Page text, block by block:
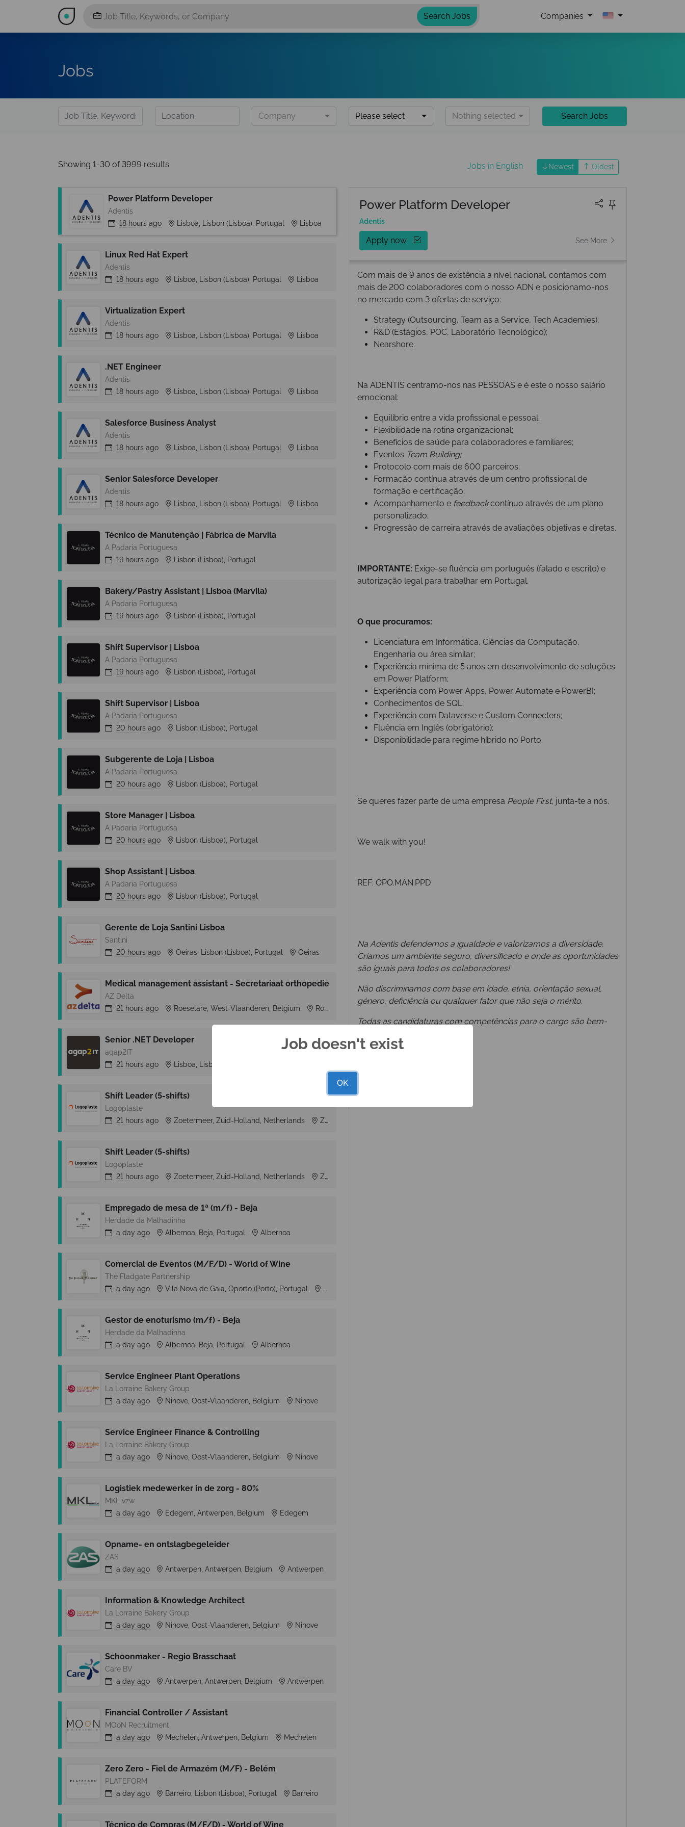
Search Jobs Companies
Jobs
Company Please select Nothing selected Search Jobs
Showing 1-30 of 3999 results Jobs in English Newest Oldest
Power Platform Developer
Adentis
18 hours ago Lisboa, Lisbon (Lisboa), Portugal Lisboa
Linux Red Hat Expert
Adentis
18 hours ago Lisboa, Lisbon (Lisboa), Portugal Lisboa
Virtualization Expert
Adentis
18 hours ago Lisboa, Lisbon (Lisboa), Portugal Lisboa
.NET Engineer
Adentis
18 hours ago Lisboa, Lisbon (Lisboa), Portugal Lisboa
Salesforce Business Analyst
Adentis
18 hours ago Lisboa, Lisbon (Lisboa), Portugal Lisboa
Senior Salesforce Developer
Adentis
18 hours ago Lisboa, Lisbon (Lisboa), Portugal Lisboa
Técnico de Manutenção | Fábrica de Marvila
A Padaria Portuguesa
19 hours ago Lisbon (Lisboa), Portugal
Bakery/Pastry Assistant | Lisboa (Marvila)
A Padaria Portuguesa
19 hours ago Lisbon (Lisboa), Portugal
Shift Supervisor | Lisboa
A Padaria Portuguesa
19 hours ago Lisbon (Lisboa), Portugal
Shift Supervisor | Lisboa
A Padaria Portuguesa
20 hours ago Lisbon (Lisboa), Portugal
Subgerente de Loja | Lisboa
A Padaria Portuguesa
20 hours ago Lisbon (Lisboa), Portugal
Store Manager | Lisboa
A Padaria Portuguesa
20 hours ago Lisbon (Lisboa), Portugal
Shop Assistant | Lisboa
A Padaria Portuguesa
20 hours ago Lisbon (Lisboa), Portugal
Gerente de Loja Santini Lisboa
Santini
20 hours ago Oeiras, Lisbon (Lisboa), Portugal Oeiras
Medical management assistant - Secretariaat orthopedie
AZ Delta
21 hours ago Roeselare, West-Vlaanderen, Belgium Roeselare
Senior .NET Developer
agap2IT
21 hours ago Lisboa, Lisbon (Lisboa), Portugal
Shift Leader (5-shifts)
Logoplaste
21 hours ago Zoetermeer, Zuid-Holland, Netherlands Zoetermeer
Shift Leader (5-shifts)
Logoplaste
21 hours ago Zoetermeer, Zuid-Holland, Netherlands Zoetermeer
Empregado de mesa de 1ª (m/f) - Beja
Herdade da Malhadinha
a day ago Albernoa, Beja, Portugal Albernoa
Comercial de Eventos (M/F/D) - World of Wine
The Fladgate Partnership
a day ago Vila Nova de Gaia, Oporto (Porto), Portugal
Gestor de enoturismo (m/f) - Beja
Herdade da Malhadinha
a day ago Albernoa, Beja, Portugal Albernoa
Service Engineer Plant Operations
La Lorraine Bakery Group
a day ago Ninove, Oost-Vlaanderen, Belgium Ninove
Service Engineer Finance & Controlling
La Lorraine Bakery Group
a day ago Ninove, Oost-Vlaanderen, Belgium Ninove
Logistiek medewerker in de zorg - 80%
MKL vzw
a day ago Edegem, Antwerpen, Belgium Edegem
Opname- en ontslagbegeleider
ZAS
a day ago Antwerpen, Antwerpen, Belgium Antwerpen
Information & Knowledge Architect
La Lorraine Bakery Group
a day ago Ninove, Oost-Vlaanderen, Belgium Ninove
Schoonmaker - Regio Brasschaat
Care BV
a day ago Antwerpen, Antwerpen, Belgium Antwerpen
Financial Controller / Assistant
MOoN Recruitment
a day ago Mechelen, Antwerpen, Belgium Mechelen
Zero Zero - Fiel de Armazém (M/F) - Belém
PLATEFORM
a day ago Barreiro, Lisbon (Lisboa), Portugal Barreiro
Técnico de Compras (M/F/D) - World of Wine
Power Platform Developer
Adentis
Apply now See More
Com mais de 9 anos de existência a nível nacional, contamos com
mais de 200 colaboradores com o nosso ADN e posicionamo-nos
no mercado com 3 ofertas de serviço:
Strategy (Outsourcing, Team as a Service, Tech Academies);
R&D (Estágios, POC, Laboratório Tecnológico);
Nearshore.
Na ADENTIS centramo-nos nas PESSOAS e é este o nosso salário
emocional:
Equilíbrio entre a vida profissional e pessoal;
Flexibilidade na rotina organizacional;
Benefícios de saúde para colaboradores e familiares;
Eventos Team Building;
Protocolo com mais de 600 parceiros;
Formação contínua através de um centro profissional de
formação e certificação;
Acompanhamento e feedbackcontínuo através de um plano
personalizado;
Progressão de carreira através de avaliações objetivas e diretas.
IMPORTANTE: Exige-se fluência em português (falado e escrito) e
autorização legal para trabalhar em Portugal.
O que procuramos:
Licenciatura em Informática, Ciências da Computação,
Engenharia ou área similar;
Experiência mínima de 5 anos em desenvolvimento de soluções
em Power Platform;
Experiência com Power Apps, Power Automate e PowerBI;
Conhecimentos de SQL;
Experiência com Dataverse e Custom Connecters;
Fluência em Inglês (obrigatório);
Disponibilidade para regime híbrido no Porto.
Se queres fazer parte de uma empresa People First, junta-te a nós.
We walk with you!
REF: OPO.MAN.PPD
Na Adentis defendemos a igualdade e valorizamos a diversidade.
Criamos um ambiente seguro, diversificado e onde as oportunidades
são iguais para todos os colaboradores!
Não discriminamos com base em idade, etnia, orientação sexual,
género, deficiência ou qualquer fator que não seja o mérito.
Todas as candidaturas com competências para o cargo são bem-
Job doesn't exist
OK